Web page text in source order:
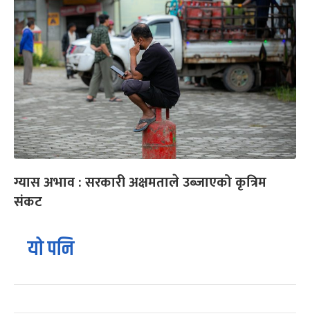
ग्यास अभाव : सरकारी अक्षमताले उब्जाएको कृत्रिम
संकट
यो पनि